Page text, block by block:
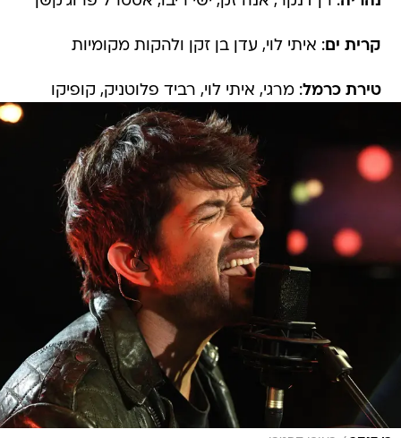
טירת כרמל: מרגי, איתי לוי, רביד פלוטניק, קופיקו
רן דנקר ראובן קסטרו
מרכז, ירושלים, השפלה והשרון